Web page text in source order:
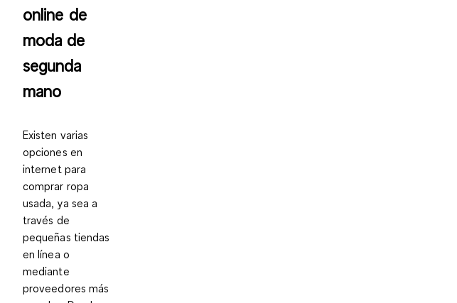
online de
moda de
segunda
mano
Existen varias
opciones en
internet para
comprar ropa
usada, ya sea a
través de
pequeñas tiendas
en línea o
mediante
proveedores más